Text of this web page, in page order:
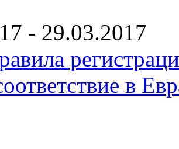
- 29.03.2017
в